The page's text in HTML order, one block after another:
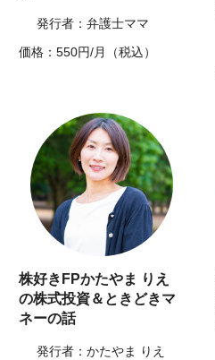
発行者：弁護士ママ
価格：550円/月（税込）
株好きFPかたやま りえ
の株式投資＆ときどきマ
ネーの話
発行者：かたやま りえ